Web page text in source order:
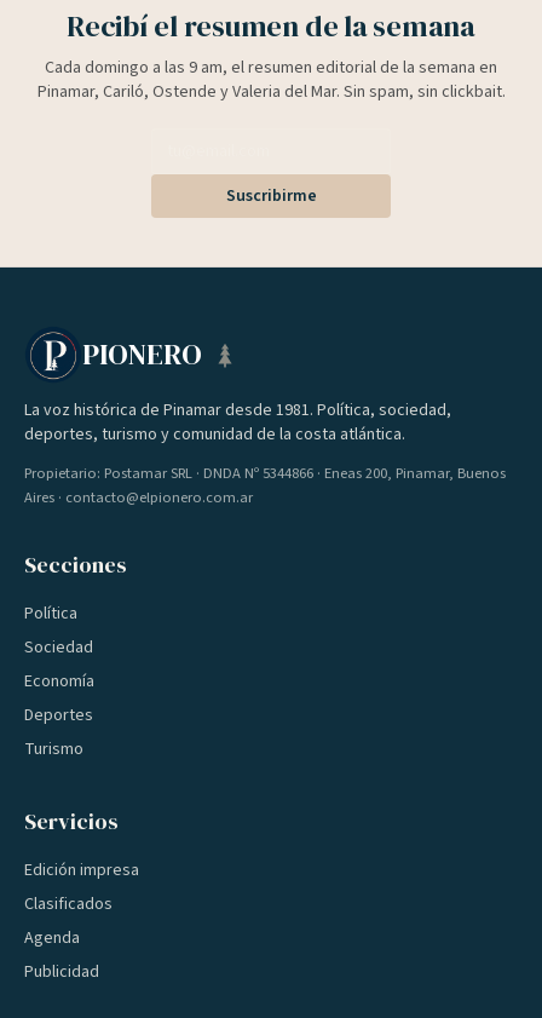
Recibí el resumen de la semana
Cada domingo a las 9 am, el resumen editorial de la semana en
Pinamar, Cariló, Ostende y Valeria del Mar. Sin spam, sin clickbait.
Suscribirme
PIONERO
La voz histórica de Pinamar desde 1981. Política, sociedad,
deportes, turismo y comunidad de la costa atlántica.
Propietario: Postamar SRL · DNDA Nº 5344866 · Eneas 200, Pinamar, Buenos
Aires · contacto@elpionero.com.ar
Secciones
Política
Sociedad
Economía
Deportes
Turismo
Servicios
Edición impresa
Clasificados
Agenda
Publicidad